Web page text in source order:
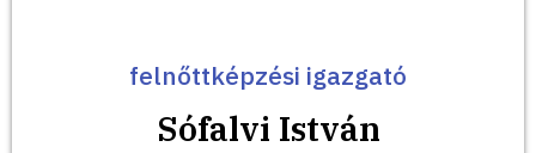
felnőttképzési igazgató
Sófalvi István